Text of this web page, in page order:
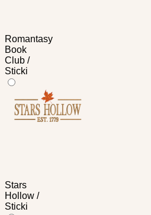
Romantasy
Book
Club /
Sticki
Stars
Hollow /
Sticki